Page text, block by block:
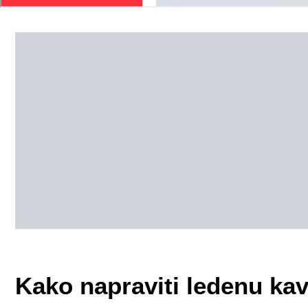
Kako napraviti ledenu